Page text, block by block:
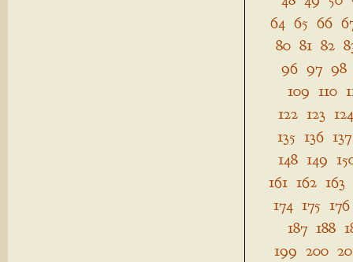
64 65 66
80 81 82
96 97 98
109 110
122 123 124
135 136 137
148 149
161 162 163
174 175 176
187 188
199 200